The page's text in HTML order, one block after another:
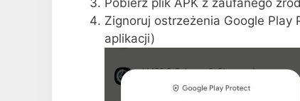
Zignoruj ​​ostrzeżenia Google
aplikacji)